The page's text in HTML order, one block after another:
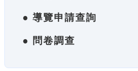
● 導覽申請查詢
● 問卷調查